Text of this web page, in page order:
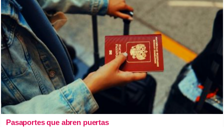
Pasaportes que abren puertas